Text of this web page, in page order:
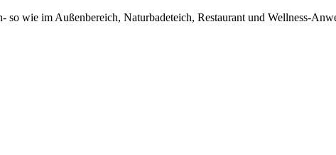
so wie im Außenbereich, Naturbadeteich, Restaurant und Wellness-